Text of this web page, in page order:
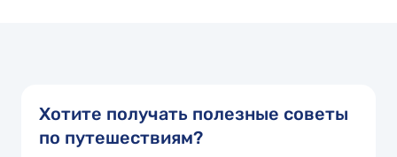
Хотите получать полезные советы
по путешествиям?